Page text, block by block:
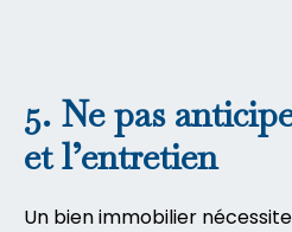
5. Ne pas
et l’entretien
Un bien immobilier